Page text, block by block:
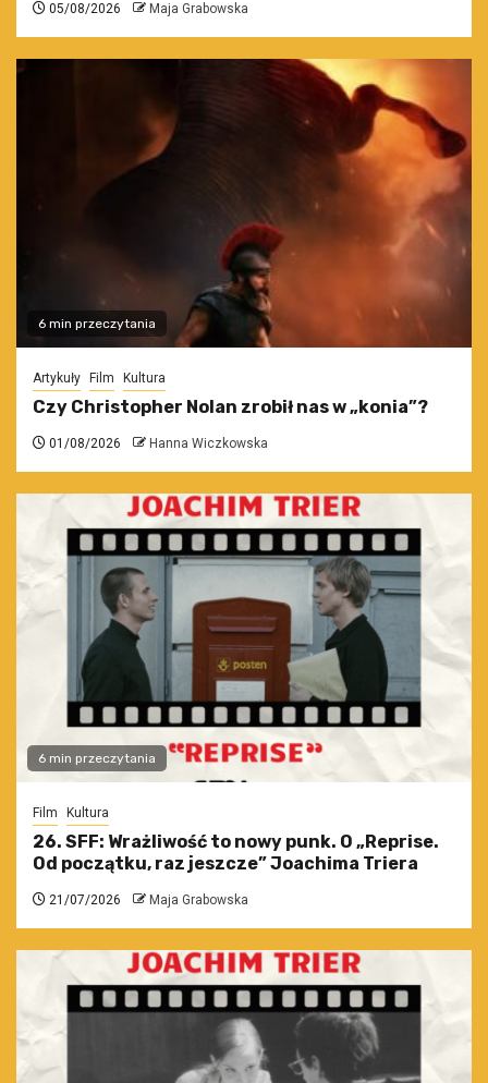
05/08/2026 Maja Grabowska
6 min przeczytania
Artykuły Film Kultura
Czy Christopher Nolan zrobił nas w „konia”?
01/08/2026 Hanna Wiczkowska
6 min przeczytania
Film Kultura
26. SFF: Wrażliwość to nowy punk. O „Reprise.
Od początku, raz jeszcze” Joachima Triera
21/07/2026 Maja Grabowska